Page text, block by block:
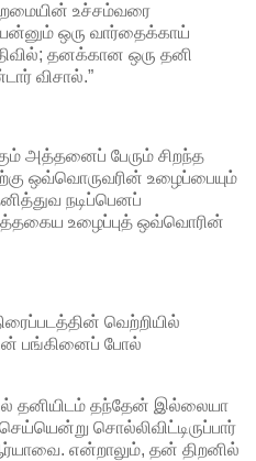
உச்சம்வரை
ஒரு வார்தைக்காய்
தனக்கான ஒரு தனி
விசால்.”
அத்தனைப் பேரும் சிறந்த
ஒவ்வொருவரின் உழைப்பையும்
நடிப்பெனப்
அத்தகைய உழைப்புத் ஒவ்வொரின்
வெற்றியில்
பங்கினைப் போல்
தனியிடம் தந்தேன் இல்லையா
சொல்லிவிட்டிருப்பார்
என்றாலும், தன் திறனில்